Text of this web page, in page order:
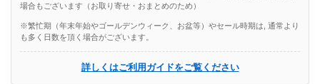
場合もございます（お取り寄せ・おまとめのため）
※繁忙期（年末年始やゴールデンウィーク、お盆等）やセール時期は, 通常より
も多く日数を頂く場合がございます。
詳しくはご利用ガイドをご覧ください